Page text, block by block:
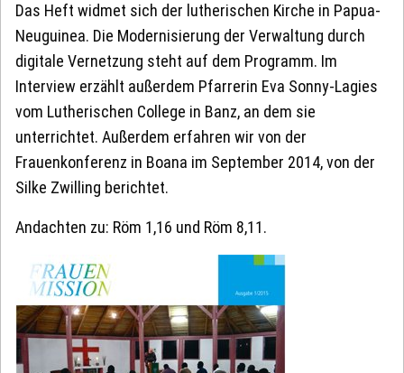
Das Heft widmet sich der lutherischen Kirche in Papua-
Neuguinea. Die Modernisierung der Verwaltung durch
digitale Vernetzung steht auf dem Programm. Im
Interview erzählt außerdem Pfarrerin Eva Sonny-Lagies
vom Lutherischen College in Banz, an dem sie
unterrichtet. Außerdem erfahren wir von der
Frauenkonferenz in Boana im September 2014, von der
Silke Zwilling berichtet.
Andachten zu: Röm 1,16 und Röm 8,11.